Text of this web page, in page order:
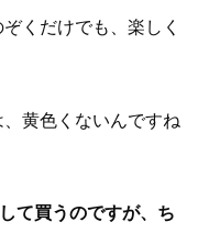
くだけでも、楽しく
黄色くないんですね
て買うのですが、ち